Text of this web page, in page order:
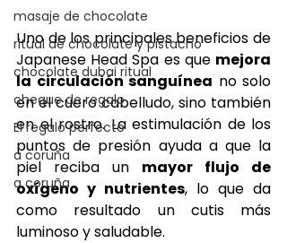
masaje de chocolate
ritual de chocolate y pistacho
chocolate dubai ritual
cheque de regalo
El regalo perfecto
a coruña
a coruña
Uno de los principales beneficios de
Japanese Head Spa es que mejora
la circulación sanguínea no solo
en el cuero cabelludo, sino también
en el rostro. La estimulación de los
puntos de presión ayuda a que la
piel reciba un mayor flujo de
oxígeno y nutrientes, lo que da
como resultado un cutis más
luminoso y saludable.